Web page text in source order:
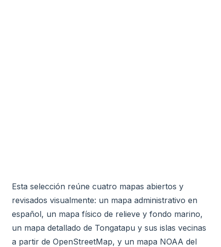
Esta selección reúne cuatro mapas abiertos y
revisados visualmente: un mapa administrativo en
español, un mapa físico de relieve y fondo marino,
un mapa detallado de Tongatapu y sus islas vecinas
a partir de OpenStreetMap, y un mapa NOAA del